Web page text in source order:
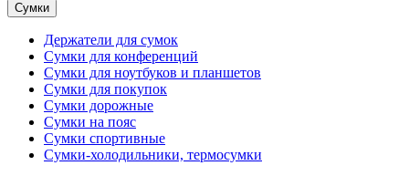
Сумки
Держатели для сумок
Сумки для конференций
Сумки для ноутбуков и планшетов
Сумки для покупок
Сумки дорожные
Сумки на пояс
Сумки спортивные
Сумки-холодильники, термосумки